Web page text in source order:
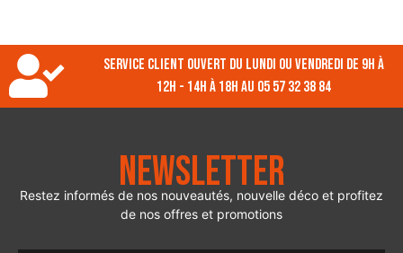
Service client ouvert du lundi ou vendredi de 9h à
12h - 14h à 18h au 05 57 32 38 84
Newsletter
Restez informés de nos nouveautés, nouvelle déco et profitez
de nos offres et promotions